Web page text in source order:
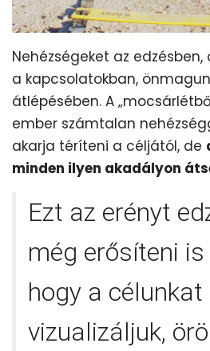
Nehézségeket az
a kapcsolatokban,
átlépésében. A
ember számtalan
akarja téríteni a céljától, de
minden ilyen akadályon
Ezt az erényt
még erősíteni
hogy a célunkat
vizualizáljuk,